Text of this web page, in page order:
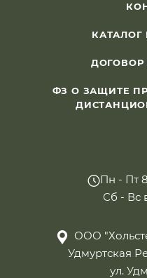
КАТАЛОГ
ДОГОВОР
ФЗ О ЗАЩИТЕ
Пн - Пт
Сб - Вс
ООО
Удмуртская
ул.